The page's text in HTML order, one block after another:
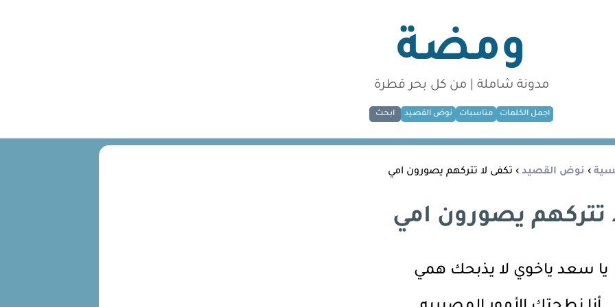
ومضة
مدونة شاملة | من كل بحر قطرة
اجمل الكلمات مناسبات نوض القصيد ابحث
› نوض القصيد › تكفى لا تتركهم يصورون امي
تتركهم يصورون امي
يا سعد ياخوي لا يذبحك همي